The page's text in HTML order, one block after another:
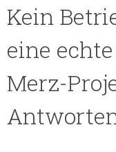
Kein
eine
Merz-